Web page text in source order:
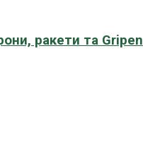
ракети та Gripen